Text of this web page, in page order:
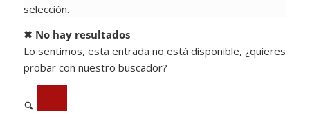
selección.
✖ No hay resultados
Lo sentimos, esta entrada no está disponible, ¿quieres
probar con nuestro buscador?